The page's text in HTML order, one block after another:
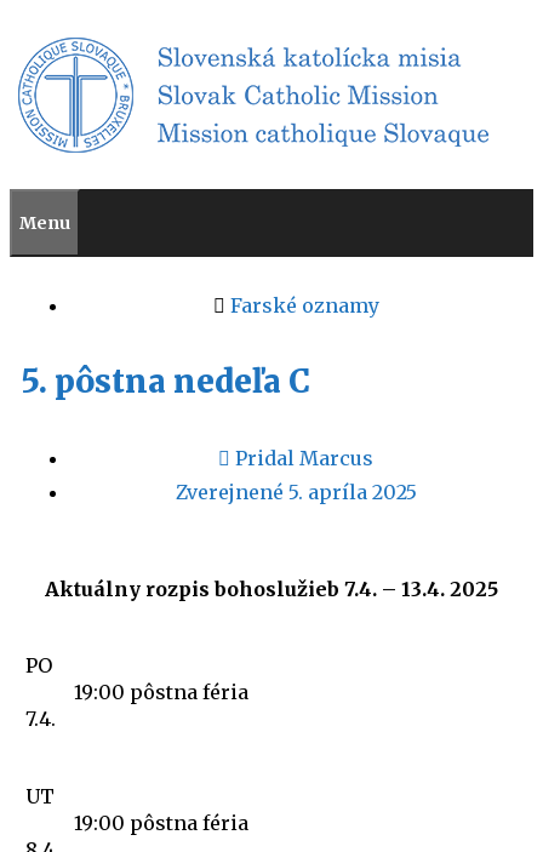
Menu
Farské oznamy
5. pôstna nedeľa C
Pridal Marcus
Zverejnené 5. apríla 2025
Aktuálny rozpis bohoslužieb 7.4. – 13.4. 2025
PO
7.4.
19:00 pôstna féria
UT
19:00 pôstna féria